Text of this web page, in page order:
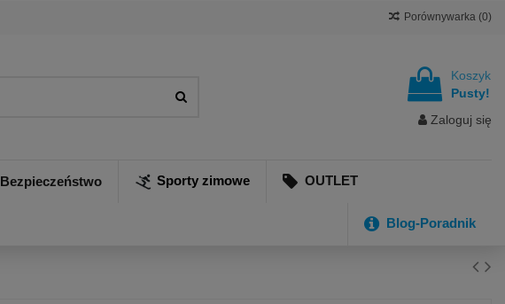
Porównywarka (0)
Koszyk
Pusty!
Zaloguj się
Bezpieczeństwo Sporty zimowe OUTLET
Blog-Poradnik